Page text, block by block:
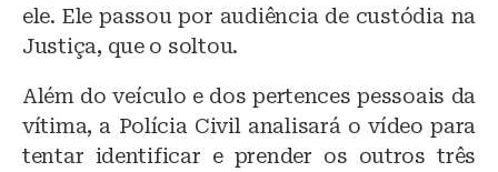
ele. Ele passou por audiência de custódia na
Justiça, que o soltou.
Além do veículo e dos pertences pessoais da
vítima, a Polícia Civil analisará o vídeo para
tentar identificar e prender os outros três